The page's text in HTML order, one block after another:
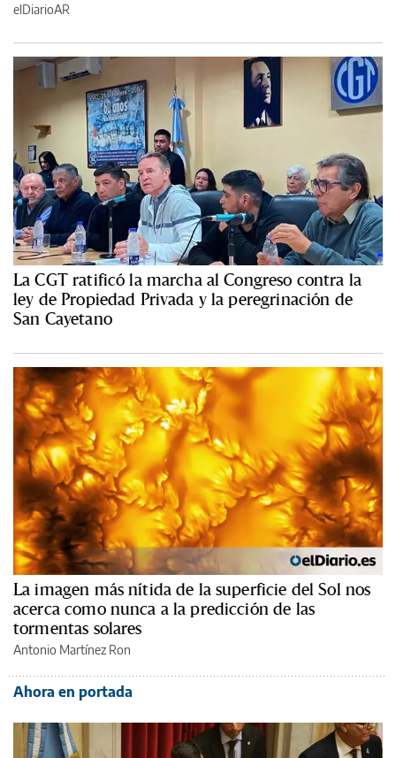
elDiarioAR
La CGT ratificó la marcha al Congreso contra la
ley de Propiedad Privada y la peregrinación de
San Cayetano
La imagen más nítida de la superficie del Sol nos
acerca como nunca a la predicción de las
tormentas solares
Antonio Martínez Ron
Ahora en portada